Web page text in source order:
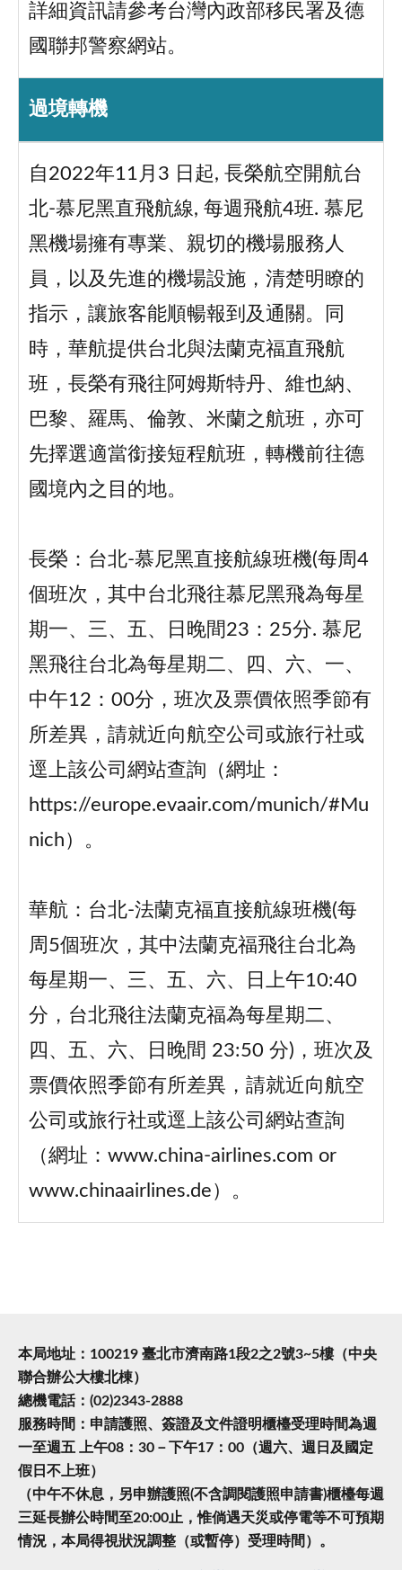
詳細資訊請參考台灣內政部移民署及德
國聯邦警察網站。
過境轉機
自2022年11月3 日起, 長榮航空開航台
北-慕尼黑直飛航線, 每週飛航4班. 慕尼
黑機場擁有專業、親切的機場服務人
員，以及先進的機場設施，清楚明瞭的
指示，讓旅客能順暢報到及通關。同
時，華航提供台北與法蘭克福直飛航
班，長榮有飛往阿姆斯特丹、維也納、
巴黎、羅馬、倫敦、米蘭之航班，亦可
先擇選適當銜接短程航班，轉機前往德
國境內之目的地。
長榮：台北-慕尼黑直接航線班機(每周4
個班次，其中台北飛往慕尼黑飛為每星
期一、三、五、日晚間23：25分. 慕尼
黑飛往台北為每星期二、四、六、一、
中午12：00分，班次及票價依照季節有
所差異，請就近向航空公司或旅行社或
逕上該公司網站查詢（網址：
https://europe.evaair.com/munich/#Mu
nich）。
華航：台北-法蘭克福直接航線班機(每
周5個班次，其中法蘭克福飛往台北為
每星期一、三、五、六、日上午10:40
分，台北飛往法蘭克福為每星期二、
四、五、六、日晚間 23:50 分)，班次及
票價依照季節有所差異，請就近向航空
公司或旅行社或逕上該公司網站查詢
（網址：www.china-airlines.com or
www.chinaairlines.de）。
本局地址：100219 臺北市濟南路1段2之2號3~5樓（中央
聯合辦公大樓北棟）
總機電話：(02)2343-2888
服務時間：申請護照、簽證及文件證明櫃檯受理時間為週
一至週五 上午08：30－下午17：00（週六、週日及國定
假日不上班）
（中午不休息，另申辦護照(不含調閱護照申請書)櫃檯每週
三延長辦公時間至20:00止，惟倘遇天災或停電等不可預期
情況，本局得視狀況調整（或暫停）受理時間）。